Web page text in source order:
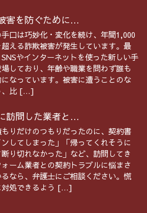
害を防ぐために...
口は巧妙化・変化を続け、年間1,000
える詐欺被害が発生しています。最
やインターネットを使った新しい手
しており、年齢や職業を問わず誰も
なっています。被害に遭うことのな
、比 […]
訪問した業者と...
もりだけのつもりだったのに、契約書
ンしてしまった」「帰ってくれそうに
り切れなかった」など、訪問してき
ォーム業者との契約トラブルに悩まさ
なら、弁護士にご相談ください。慌
対処できるよう […]